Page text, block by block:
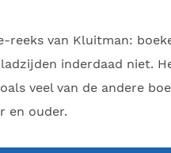
reeks van Kluitman:
inderdaad niet.
veel van de andere
en ouder.